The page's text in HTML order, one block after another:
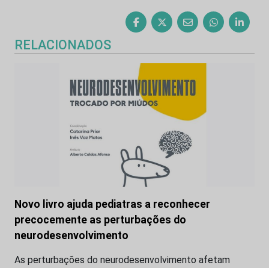
RELACIONADOS
Novo livro ajuda pediatras a reconhecer
precocemente as perturbações do
neurodesenvolvimento
As perturbações do neurodesenvolvimento afetam